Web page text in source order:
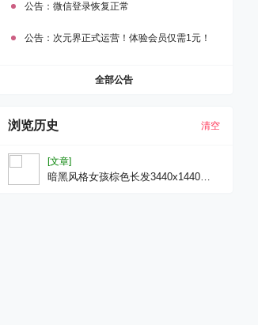
公告： 微信登录恢复正常
公告： 次元界正式运营！体验会员仅需1元！
全部公告
浏览历史 清空
[文章]
暗黑风格女孩棕色长发3440x1440带